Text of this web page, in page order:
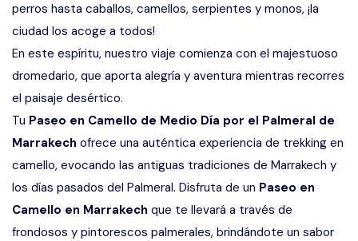
perros hasta caballos, camellos, serpientes y monos, ¡la
ciudad los acoge a todos!
En este espíritu, nuestro viaje comienza con el majestuoso
dromedario, que aporta alegría y aventura mientras recorres
el paisaje desértico.
Tu Paseo en Camello de Medio Día por el Palmeral de
Marrakech ofrece una auténtica experiencia de trekking en
camello, evocando las antiguas tradiciones de Marrakech y
los días pasados del Palmeral. Disfruta de un Paseo en
Camello en Marrakech que te llevará a través de
frondosos y pintorescos palmerales, brindándote un sabor